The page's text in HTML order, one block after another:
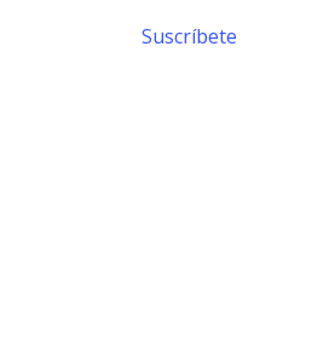
Suscríbete